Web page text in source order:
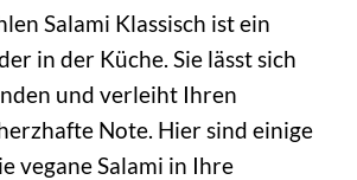
Salami Klassisch ist ein
in der Küche. Sie lässt sich
und verleiht Ihren
Note. Hier sind einige
vegane Salami in Ihre